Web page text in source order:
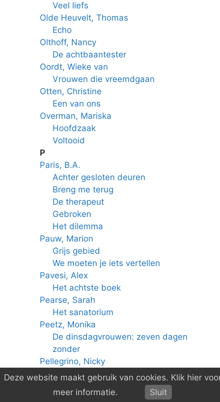
Veel liefs
Olde Heuvelt, Thomas
Echo
Olthoff, Nancy
De achtbaantester
Oordt, Wieke van
Vrouwen die vreemdgaan
Otten, Christine
Een van ons
Overman, Mariska
Hoofdzaak
Voltooid
P
Paris, B.A.
Achter gesloten deuren
Breng me terug
De therapeut
Gebroken
Het dilemma
Pauw, Marion
Grijs gebied
We moeten je iets vertellen
Pavesi, Alex
Het achtste boek
Pearse, Sarah
Het sanatorium
Peetz, Monika
De dinsdagvrouwen: zeven dagen
zonder
Pellegrino, Nicky
Italië voor altijd
De verborgen apotheek
Deze website maakt gebruik van cookies. Klik hier
meer informatie.
Sluit